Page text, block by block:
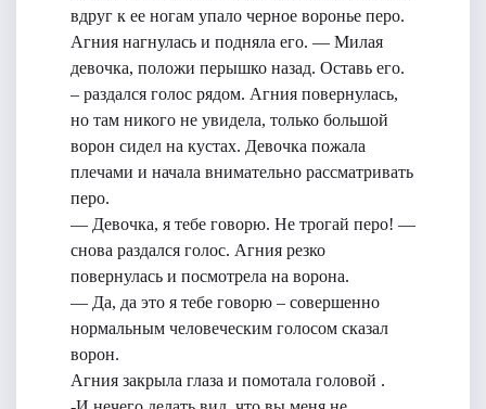
вдруг к ее ногам упало черное воронье перо.
Агния нагнулась и подняла его. — Милая
девочка, положи перышко назад. Оставь его.
– раздался голос рядом. Агния повернулась,
но там никого не увидела, только большой
ворон сидел на кустах. Девочка пожала
плечами и начала внимательно рассматривать
перо.
— Девочка, я тебе говорю. Не трогай перо! —
снова раздался голос. Агния резко
повернулась и посмотрела на ворона.
— Да, да это я тебе говорю – совершенно
нормальным человеческим голосом сказал
ворон.
Агния закрыла глаза и помотала головой .